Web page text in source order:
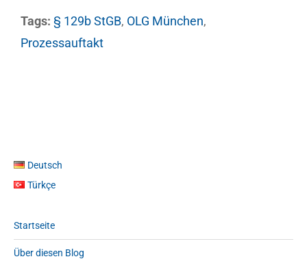
Tags: § 129b StGB, OLG München,
Prozessauftakt
Deutsch
Türkçe
Startseite
Über diesen Blog